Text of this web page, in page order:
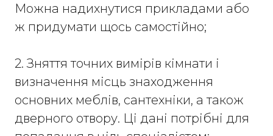
Можна надихнутися прикладами або
ж придумати щось самостійно;
2. Зняття точних вимірів кімнати і
визначення місць знаходження
основних меблів, сантехніки, а також
дверного отвору. Ці дані потрібні для